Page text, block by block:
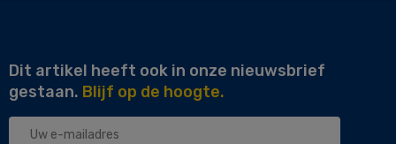
Dit artikel heeft ook in onze nieuwsbrief
gestaan. Blijf op de hoogte.
Uw